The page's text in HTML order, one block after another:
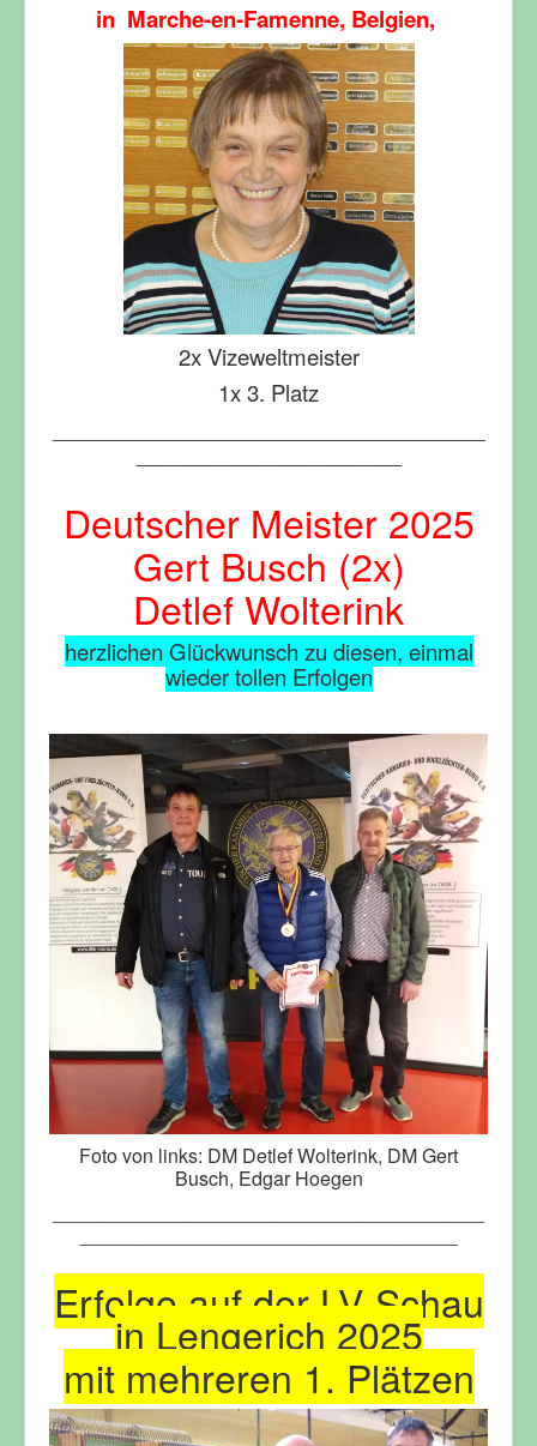
in Marche-en-Famenne, Belgien,
2x Vizeweltmeister
1x 3. Platz
Deutscher Meister 2025
Gert Busch (2x)
Detlef Wolterink
herzlichen Glückwunsch zu diesen, einmal
wieder tollen Erfolgen
Foto von links: DM Detlef Wolterink, DM Gert
Busch, Edgar Hoegen
Erfolge auf der LV-Schau
in Lengerich 2025
mit mehreren 1. Plätzen